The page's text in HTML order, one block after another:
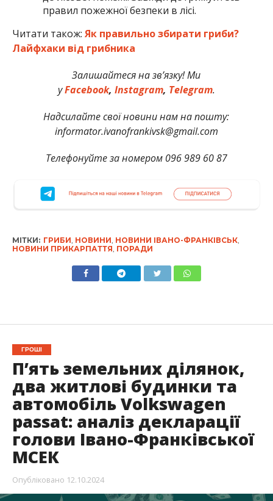
правил пожежної безпеки в лісі.
Читати також: Як правильно збирати гриби?
Лайфхаки від грибника
Залишайтеся на зв’язку! Ми
уFacebook, Instagram, Telegram.
Надсилайте свої новини нам на пошту:
informator.ivanofrankivsk@gmail.com
Телефонуйте за номером 096 989 60 87
МІТКИ: ГРИБИ, НОВИНИ, НОВИНИ ІВАНО-ФРАНКІВСЬК,
НОВИНИ ПРИКАРПАТТЯ, ПОРАДИ
ГРОШІ
П’ять земельних ділянок,
два житлові будинки та
автомобіль Volkswagen
passat: аналіз декларації
голови Івано-Франківської
МСЕК
Опубліковано 12.10.2024